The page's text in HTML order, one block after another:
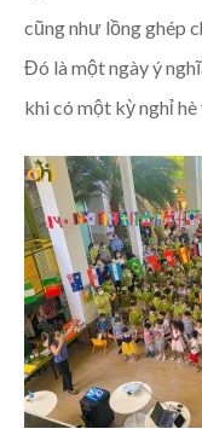
cũng như lồng ghép
Đó là một ngày ý
khi có một kỳ nghỉ hè